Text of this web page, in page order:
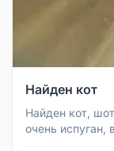
Найден кот
Найден кот,
очень испуган,